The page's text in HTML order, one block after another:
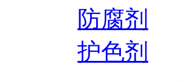
防腐剂
护色剂